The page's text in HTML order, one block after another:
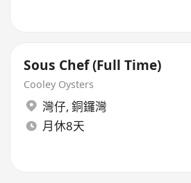
Sous Chef (Full Time)
Cooley Oysters
灣仔, 銅鑼灣
月休8天